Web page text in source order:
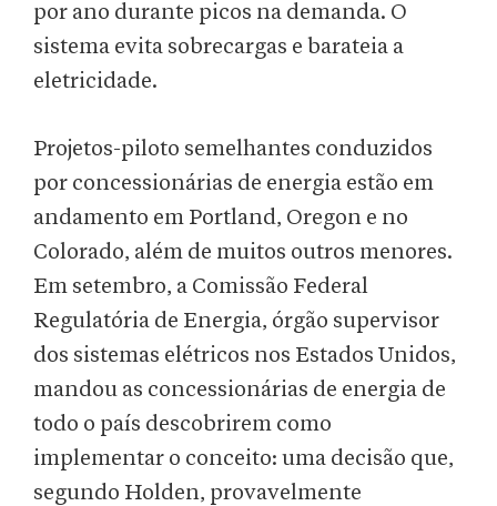
por ano durante picos na demanda. O
sistema evita sobrecargas e barateia a
eletricidade.
Projetos-piloto semelhantes conduzidos
por concessionárias de energia estão em
andamento em Portland, Oregon e no
Colorado, além de muitos outros menores.
Em setembro, a Comissão Federal
Regulatória de Energia, órgão supervisor
dos sistemas elétricos nos Estados Unidos,
mandou as concessionárias de energia de
todo o país descobrirem como
implementar o conceito: uma decisão que,
segundo Holden, provavelmente